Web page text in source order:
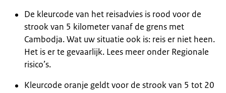
De kleurcode van het reisadvies is rood voor de
strook van 5 kilometer vanaf de grens met
Cambodja. Wat uw situatie ook is: reis er niet heen.
Het is er te gevaarlijk. Lees meer onder Regionale
risico’s.
Kleurcode oranje geldt voor de strook van 5 tot 20